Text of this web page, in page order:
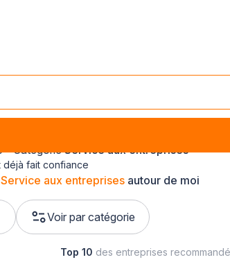
Alpes
Service aux entreprises autour de moi
Voir par catégorie
- CatégorieService aux entreprises
déjà fait confiance
Top 10 des entreprises